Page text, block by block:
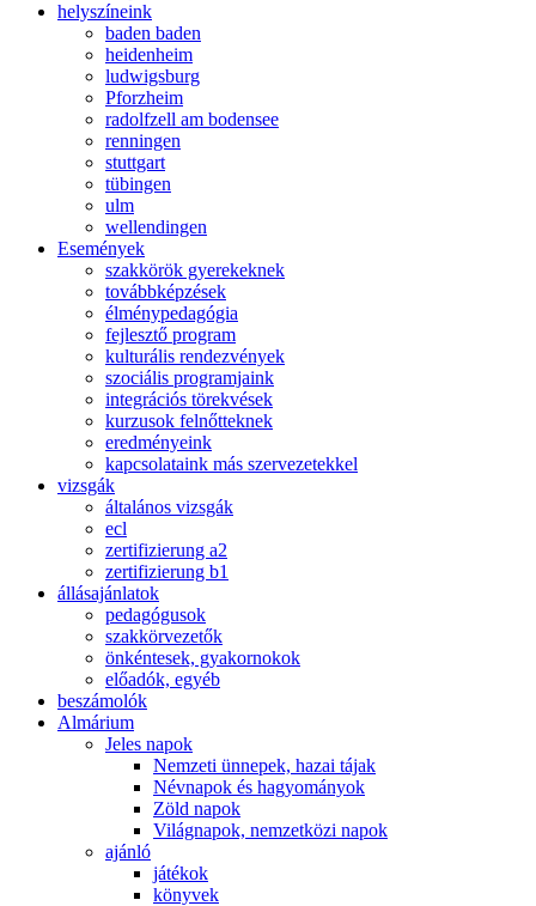
helyszíneink
baden baden
heidenheim
ludwigsburg
Pforzheim
radolfzell am bodensee
renningen
stuttgart
tübingen
ulm
wellendingen
Események
szakkörök gyerekeknek
továbbképzések
élménypedagógia
fejlesztő program
kulturális rendezvények
szociális programjaink
integrációs törekvések
kurzusok felnőtteknek
eredményeink
kapcsolataink más szervezetekkel
vizsgák
általános vizsgák
ecl
zertifizierung a2
zertifizierung b1
állásajánlatok
pedagógusok
szakkörvezetők
önkéntesek, gyakornokok
előadók, egyéb
beszámolók
Almárium
Jeles napok
Nemzeti ünnepek, hazai tájak
Névnapok és hagyományok
Zöld napok
Világnapok, nemzetközi napok
ajánló
játékok
könyvek